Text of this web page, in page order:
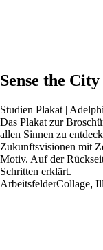
Sense the City
Studien Plakat | Adelphi
Das Plakat zur
allen Sinnen zu
Zukunftsvisionen mit
Motiv. Auf der
Schritten erklärt.
ArbeitsfelderCollage,